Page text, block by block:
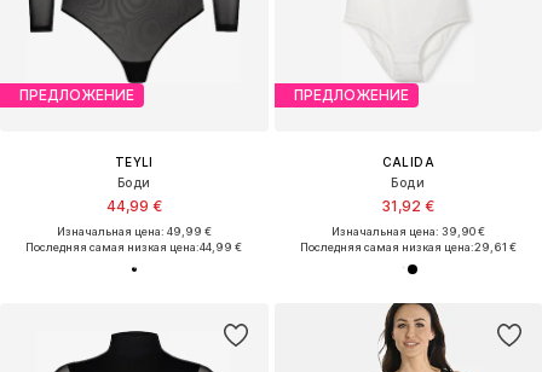
ПРЕДЛОЖЕНИЕ
TEYLI
Боди
44,99 €
Изначальная цена: 49,99 €
Последняя самая низкая цена:44,99 €
ПРЕДЛОЖЕНИЕ
CALIDA
Боди
31,92 €
Изначальная цена: 39,90 €
Последняя самая низкая цена:29,61 €